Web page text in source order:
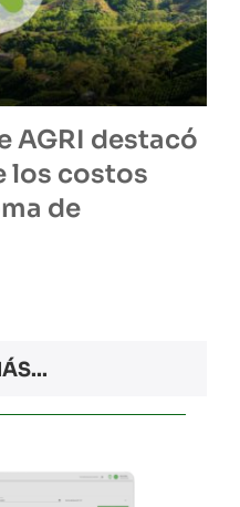
AGRI destacó
los costos
de